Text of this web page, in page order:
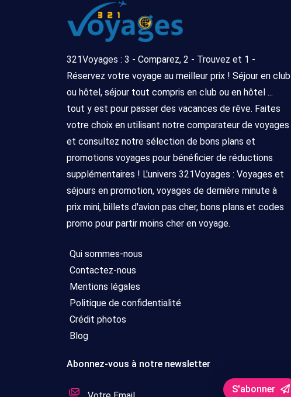
321Voyages : 3 - Comparez, 2 - Trouvez et 1 -
Réservez votre voyage au meilleur prix ! Séjour en club
ou hôtel, séjour tout compris en club ou en hôtel ...
tout y est pour passer des vacances de rêve. Faites
votre choix en utilisant notre comparateur de voyages
et consultez notre sélection de bons plans et
promotions voyages pour bénéficier de réductions
supplémentaires ! L'univers 321Voyages : Voyages et
séjours en promotion, voyages de dernière minute à
prix mini, billets d'avion pas cher, bons plans et codes
promo pour partir moins cher en voyage.
Qui sommes-nous
Contactez-nous
Mentions légales
Politique de confidentialité
Crédit photos
Blog
Abonnez-vous à notre newsletter
S'abonner